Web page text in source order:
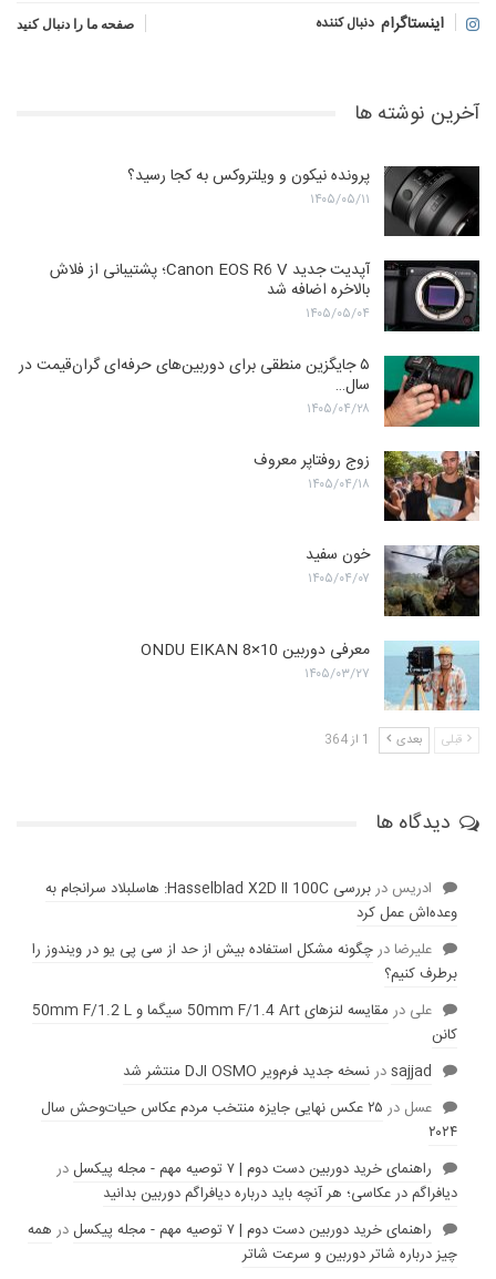
اینستاگرام دنبال کننده صفحه ما را دنبال کنید
آخرین نوشته ها
پرونده نیکون و ویلتروکس به کجا رسید؟
۱۴۰۵/۰۵/۱۱
آپدیت جدید Canon EOS R6 V؛ پشتیبانی از فلاش
بالاخره اضافه شد
۱۴۰۵/۰۵/۰۴
۵ جایگزین منطقی برای دوربین‌های حرفه‌ای گران‌قیمت در
سال…
۱۴۰۵/۰۴/۲۸
زوج روفتاپر معروف
۱۴۰۵/۰۴/۱۸
خون سفید
۱۴۰۵/۰۴/۰۷
معرفی دوربین ONDU EIKAN 8×10
۱۴۰۵/۰۳/۲۷
قبلی بعدی 1 از 364
دیدگاه ها
ادریس در
بررسی Hasselblad X2D II 100C: هاسلبلاد سرانجام به
وعده‌‌اش عمل کرد
عليرضادرچگونه مشکل استفاده بیش از حد از سی پی یو در ویندوز را
برطرف کنیم؟
علی در
مقایسه لنز‌های 50mm F/1.4 Art سیگما و 50mm F/1.2 L
کانن
sajjadدرنسخه جدید فرم‌ویر DJI OSMO منتشر شد
عسل در
۲۵ عکس نهایی جایزه منتخب مردم عکاس حیات‌وحش سال
۲۰۲۴
راهنمای خرید دوربین دست دوم | ۷ توصیه مهم - مجله پیکسل
در
دیافراگم در عکاسی؛ هر آنچه باید درباره دیافراگم دوربین بدانید
راهنمای خرید دوربین دست دوم | ۷ توصیه مهم - مجله پیکسل
در همه
چیز درباره شاتر دوربین و سرعت شاتر